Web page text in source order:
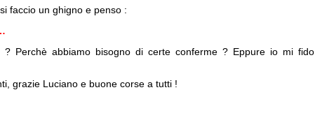
faccio un ghigno e penso :
Perchè abbiamo bisogno di certe conferme ? Eppure io mi fido
grazie Luciano e buone corse a tutti !